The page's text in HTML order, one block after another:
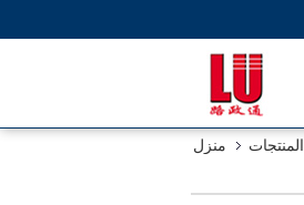
منزل المنتجات